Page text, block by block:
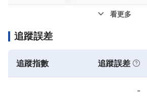
看更多
追蹤誤差
追蹤指數 追蹤誤差
-